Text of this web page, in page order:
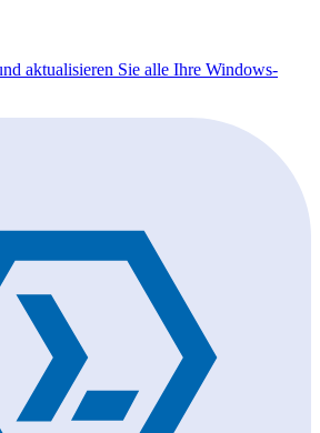
aktualisieren Sie alle Ihre Windows-